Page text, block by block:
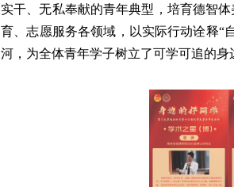
实干、无私奉献的青年典型，培育德智
育、志愿服务各领域，以实际行动诠释“
河，为全体青年学子树立了可学可追的身